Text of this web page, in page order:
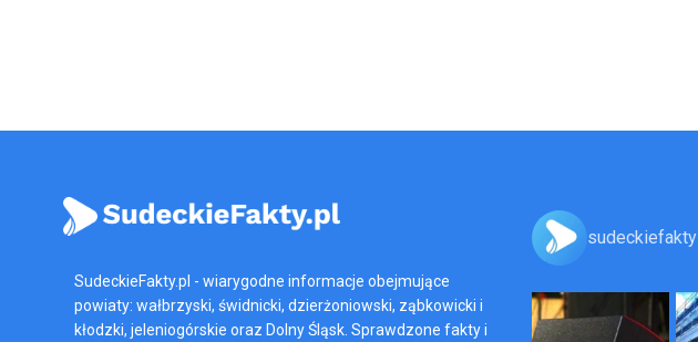
SudeckieFakty.pl - wiarygodne informacje obejmujące
powiaty: wałbrzyski, świdnicki, dzierżoniowski, ząbkowicki i
kłodzki, jeleniogórskie oraz Dolny Śląsk. Sprawdzone fakty i
sudeckiefakty